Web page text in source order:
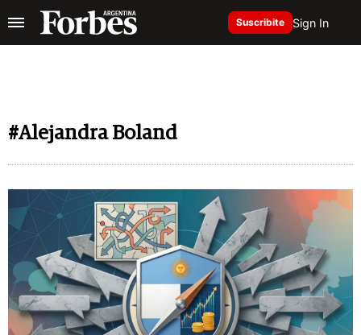
Suscribite Sign In
#Alejandra Boland